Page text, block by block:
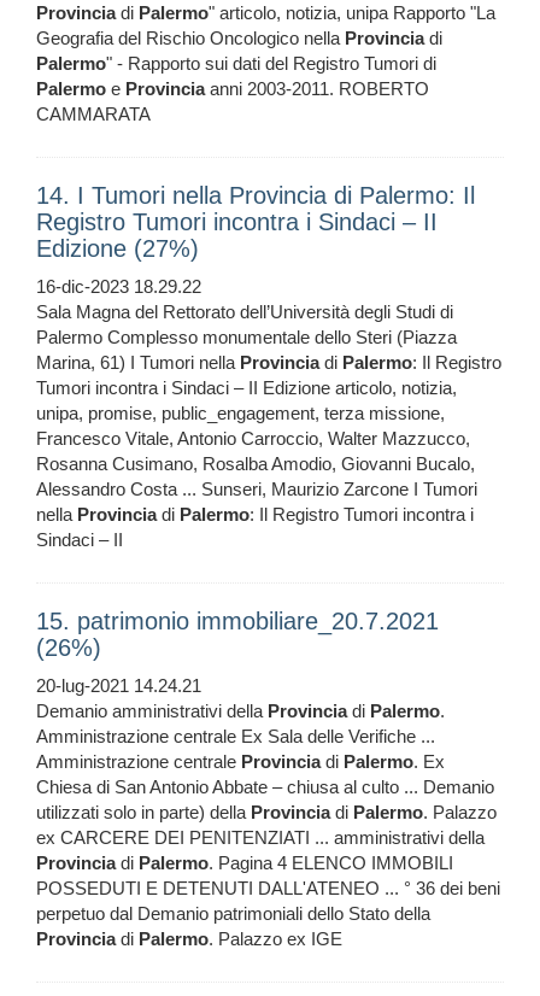
Provinciadi Palermo" articolo, notizia, unipa Rapporto "La
Geografia del Rischio Oncologico nella Provinciadi
Palermo" - Rapporto sui dati del Registro Tumori di
Palermo e Provinciaanni 2003-2011. ROBERTO
CAMMARATA
14. I Tumori nella Provincia di Palermo: Il
Registro Tumori incontra i Sindaci – II
Edizione (27%)
16-dic-2023 18.29.22
Sala Magna del Rettorato dell’Università degli Studi di
Palermo Complesso monumentale dello Steri (Piazza
Marina, 61) I Tumori nella Provinciadi Palermo: Il Registro
Tumori incontra i Sindaci – II Edizione articolo, notizia,
unipa, promise, public_engagement, terza missione,
Francesco Vitale, Antonio Carroccio, Walter Mazzucco,
Rosanna Cusimano, Rosalba Amodio, Giovanni Bucalo,
Alessandro Costa ... Sunseri, Maurizio Zarcone I Tumori
nella Provinciadi Palermo: Il Registro Tumori incontra i
Sindaci – II
15. patrimonio immobiliare_20.7.2021
(26%)
20-lug-2021 14.24.21
Demanio amministrativi della Provinciadi Palermo.
Amministrazione centrale Ex Sala delle Verifiche ...
Amministrazione centrale Provinciadi Palermo. Ex
Chiesa di San Antonio Abbate – chiusa al culto ... Demanio
utilizzati solo in parte) della Provinciadi Palermo. Palazzo
ex CARCERE DEI PENITENZIATI ... amministrativi della
Provinciadi Palermo. Pagina 4 ELENCO IMMOBILI
POSSEDUTI E DETENUTI DALL'ATENEO ... ° 36 dei beni
perpetuo dal Demanio patrimoniali dello Stato della
Provinciadi Palermo. Palazzo ex IGE